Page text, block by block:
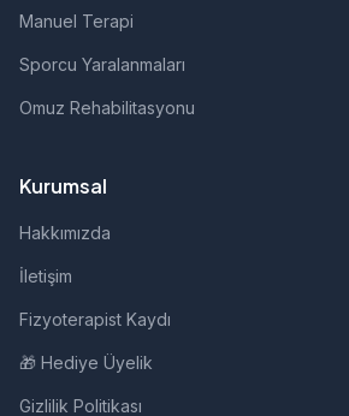
Manuel Terapi
Sporcu Yaralanmaları
Omuz Rehabilitasyonu
Kurumsal
Hakkımızda
İletişim
Fizyoterapist Kaydı
🎁 Hediye Üyelik
Gizlilik Politikası